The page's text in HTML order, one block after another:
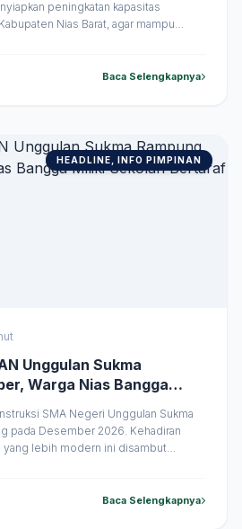
peningkatan kapasitas
Nias Barat, agar mampu
dilakukan untuk mengurangi
Baca Selengkapnya
HEADLINE, INFO PIMPINAN
Unggulan Sukma
Warga Nias Bangga
SMA Negeri Unggulan Sukma
pada Desember 2026. Kehadiran
yang lebih modern ini disambut
2026. Siswa yang saat ini menjalani
Baca Selengkapnya